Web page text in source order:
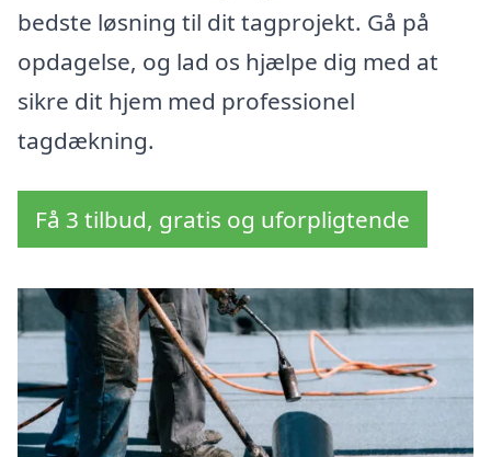
bedste løsning til dit tagprojekt. Gå på
opdagelse, og lad os hjælpe dig med at
sikre dit hjem med professionel
tagdækning.
Få 3 tilbud, gratis og uforpligtende